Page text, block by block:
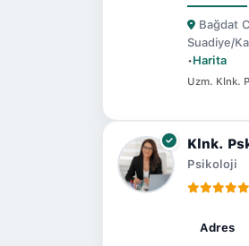
Bağdat
Suadiye/
•Harita
Uzm. Klnk.
Klnk.
Psikoloji
Adres